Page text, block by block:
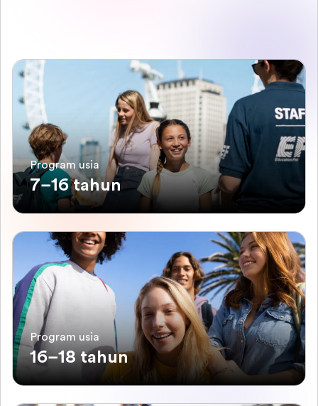
Program usia
7–16 tahun
Program usia
16–18 tahun